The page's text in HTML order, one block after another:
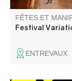
FÊTES ET
Festival
ENTREVAUX